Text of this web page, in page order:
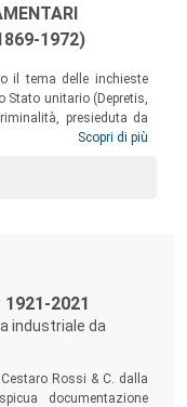
1972)
il tema delle inchieste
Stato unitario (Depretis,
presieduta da
come un tentativo di
un vivo quadro delle
dell’industria, degli
Scopri di più
1921-2021
industriale da
Rossi & C. dalla
documentazione